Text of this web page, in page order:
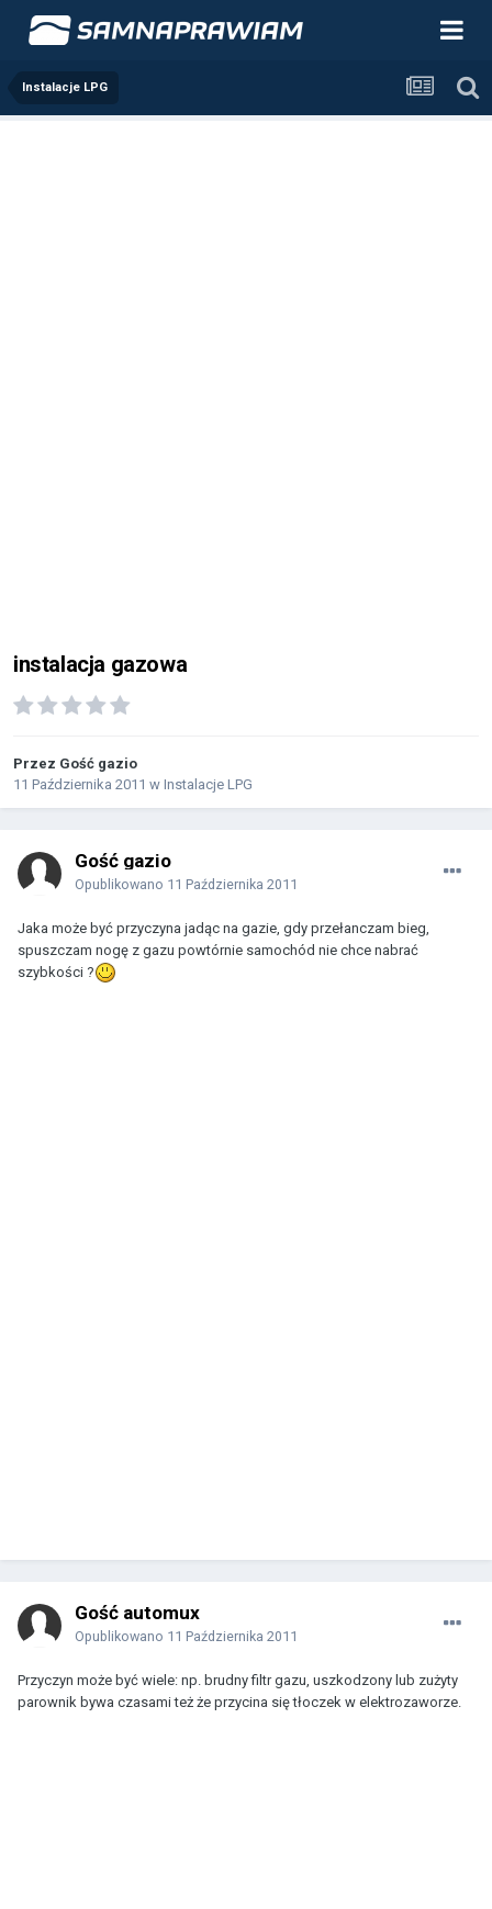
Instalacje LPG
instalacja gazowa
Przez Gość gazio
11 Października 2011 w Instalacje LPG
Gość gazio
Opublikowano 11 Października 2011
Jaka może być przyczyna jadąc na gazie, gdy przełanczam bieg,
spuszczam nogę z gazu powtórnie samochód nie chce nabrać
szybkości ?
Gość automux
Opublikowano 11 Października 2011
Przyczyn może być wiele: np. brudny filtr gazu, uszkodzony lub zużyty
parownik bywa czasami też że przycina się tłoczek w elektrozaworze.